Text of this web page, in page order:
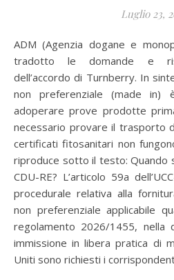
Luglio 23,
ADM (Agenzia dogane e monopoli) il 22 luglio 2026 ha
tradotto le domande e
dell’accordo di Turnberry. In
non preferenziale (made in)
adoperare prove prodotte
necessario provare il trasporto
certificati fitosanitari non
riproduce sotto il testo: Quando
CDU-RE? L’articolo 59a
procedurale relativa alla
non preferenziale applicabile
regolamento 2026/1455, nella
immissione in libera pratica di
Uniti sono richiesti i